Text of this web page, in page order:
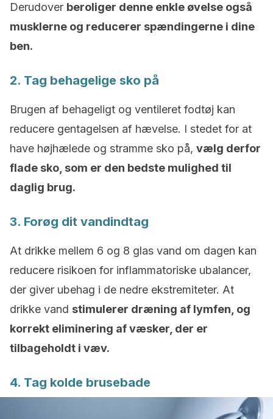
Derudover beroliger denne enkle øvelse også
musklerne og reducerer spændingerne i dine
ben.
2. Tag behagelige sko på
Brugen af behageligt og ventileret fodtøj kan
reducere gentagelsen af hævelse. I stedet for at
have højhælede og stramme sko på, vælg derfor
flade sko, som er den bedste mulighed til
daglig brug.
3. Forøg dit vandindtag
At drikke mellem 6 og 8 glas vand om dagen kan
reducere risikoen for inflammatoriske ubalancer,
der giver ubehag i de nedre ekstremiteter. At
drikke vand stimulerer dræning af lymfen, og
korrekt eliminering af væsker, der er
tilbageholdt i væv.
4. Tag kolde brusebade